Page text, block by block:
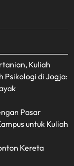
Kuliah
Psikologi di Jogja:
Pasar
untuk Kuliah
Kereta